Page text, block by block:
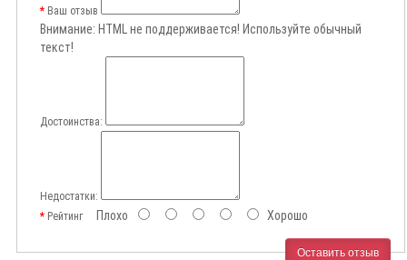
Ваш отзыв
Внимание: HTML не поддерживается! Используйте обычный
текст!
Достоинства:
Недостатки:
РейтингПлохо Хорошо
Оставить отзыв